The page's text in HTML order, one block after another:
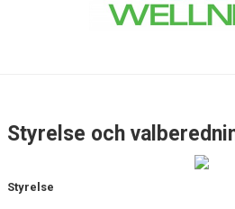
ÅRSMÖTE
Styrelse och
Styrelse